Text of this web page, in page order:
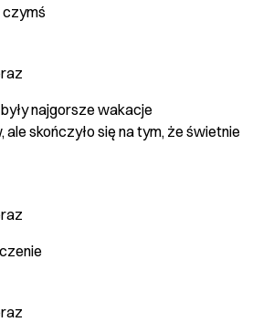
czymś
najgorsze wakacje
skończyło się na tym, że świetnie